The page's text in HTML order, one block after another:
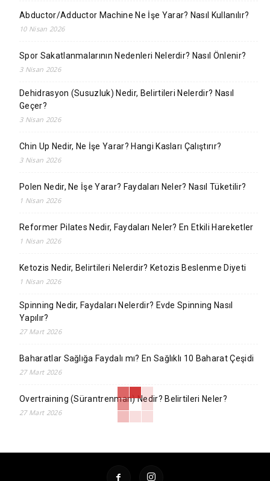
Abductor/Adductor Machine Ne İşe Yarar? Nasıl Kullanılır?
10 Nisan 2026
Spor Sakatlanmalarının Nedenleri Nelerdir? Nasıl Önlenir?
3 Nisan 2026
Dehidrasyon (Susuzluk) Nedir, Belirtileri Nelerdir? Nasıl
Geçer?
3 Nisan 2026
Chin Up Nedir, Ne İşe Yarar? Hangi Kasları Çalıştırır?
3 Nisan 2026
Polen Nedir, Ne İşe Yarar? Faydaları Neler? Nasıl Tüketilir?
1 Nisan 2026
Reformer Pilates Nedir, Faydaları Neler? En Etkili Hareketler
1 Nisan 2026
Ketozis Nedir, Belirtileri Nelerdir? Ketozis Beslenme Diyeti
1 Nisan 2026
Spinning Nedir, Faydaları Nelerdir? Evde Spinning Nasıl
Yapılır?
27 Mart 2026
Baharatlar Sağlığa Faydalı mı? En Sağlıklı 10 Baharat Çeşidi
27 Mart 2026
Overtraining (Sürantrenman) Nedir? Belirtileri Neler?
27 Mart 2026